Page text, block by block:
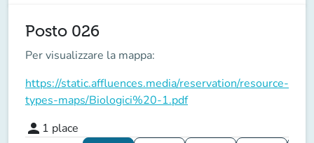
Posto 026
Per visualizzare la mappa:
https://static.affluences.media/reservation/resource-
types-maps/Biologici%20-1.pdf
person 1 place